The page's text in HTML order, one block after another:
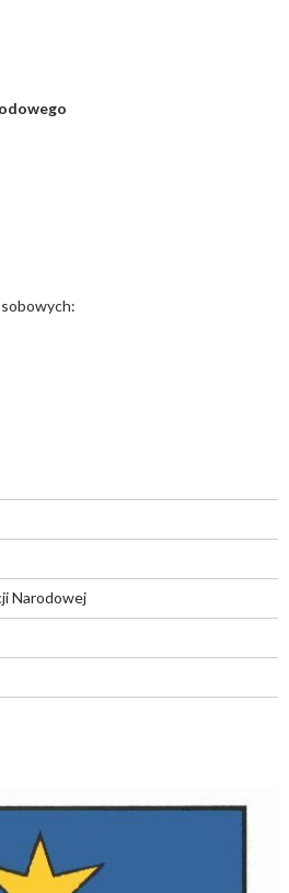
Narodowej